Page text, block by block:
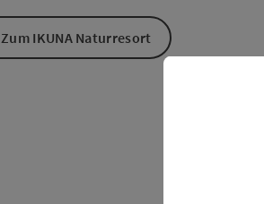
Zum IKUNA Naturresort